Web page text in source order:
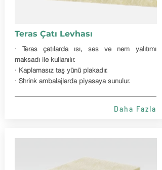
Teras Çatı Levhası
· Teras çatılarda ısı, ses ve nem yalıtımı
maksadı ile kullanılır.
· Kaplamasız taş yünü plakadır.
· Shrink ambalajlarda piyasaya sunulur.
Daha Fazla